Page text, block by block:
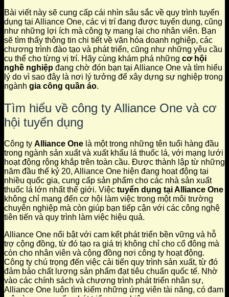
Bài viết này sẽ cung cấp cái nhìn sâu sắc về quy trình tuyển
dụng tại Alliance One, các vị trí đang được tuyển dụng, cũng
như những lợi ích mà công ty mang lại cho nhân viên. Bạn
sẽ tìm thấy thông tin chi tiết về văn hóa doanh nghiệp, các
chương trình đào tạo và phát triển, cũng như những yêu cầu
cụ thể cho từng vị trí. Hãy cùng khám phá những cơ hội
nghề nghiệp đang chờ đón bạn tại Alliance One và tìm hiểu
lý do vì sao đây là nơi lý tưởng để xây dựng sự nghiệp trong
ngành gia công quần áo.
Tìm hiểu về công ty Alliance One và cơ
hội tuyển dụng
Công ty Alliance One là một trong những tên tuổi hàng đầu
trong ngành sản xuất và xuất khẩu lá thuốc lá, với mạng lưới
hoạt động rộng khắp trên toàn cầu. Được thành lập từ những
năm đầu thế kỷ 20, Alliance One hiện đang hoạt động tại
nhiều quốc gia, cung cấp sản phẩm cho các nhà sản xuất
thuốc lá lớn nhất thế giới. Việc tuyển dụng tại Alliance One
không chỉ mang đến cơ hội làm việc trong một môi trường
chuyên nghiệp mà còn giúp bạn tiếp cận với các công nghệ
tiên tiến và quy trình làm việc hiệu quả.
Alliance One nổi bật với cam kết phát triển bền vững và hỗ
trợ cộng đồng, từ đó tạo ra giá trị không chỉ cho cổ đông mà
còn cho nhân viên và cộng đồng nơi công ty hoạt động.
Công ty chú trọng đến việc cải tiến quy trình sản xuất, từ đó
đảm bảo chất lượng sản phẩm đạt tiêu chuẩn quốc tế. Nhờ
vào các chính sách và chương trình phát triển nhân sự,
Alliance One luôn tìm kiếm những ứng viên tài năng, có đam